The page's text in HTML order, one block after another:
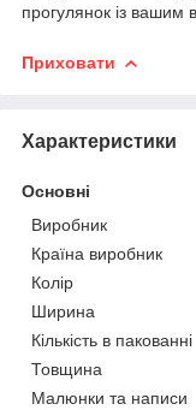
прогулянок із вашим
Приховати
Характеристики
Основні
Виробник
Країна виробник
Колір
Ширина
Кількість в пакованні
Товщина
Малюнки та написи